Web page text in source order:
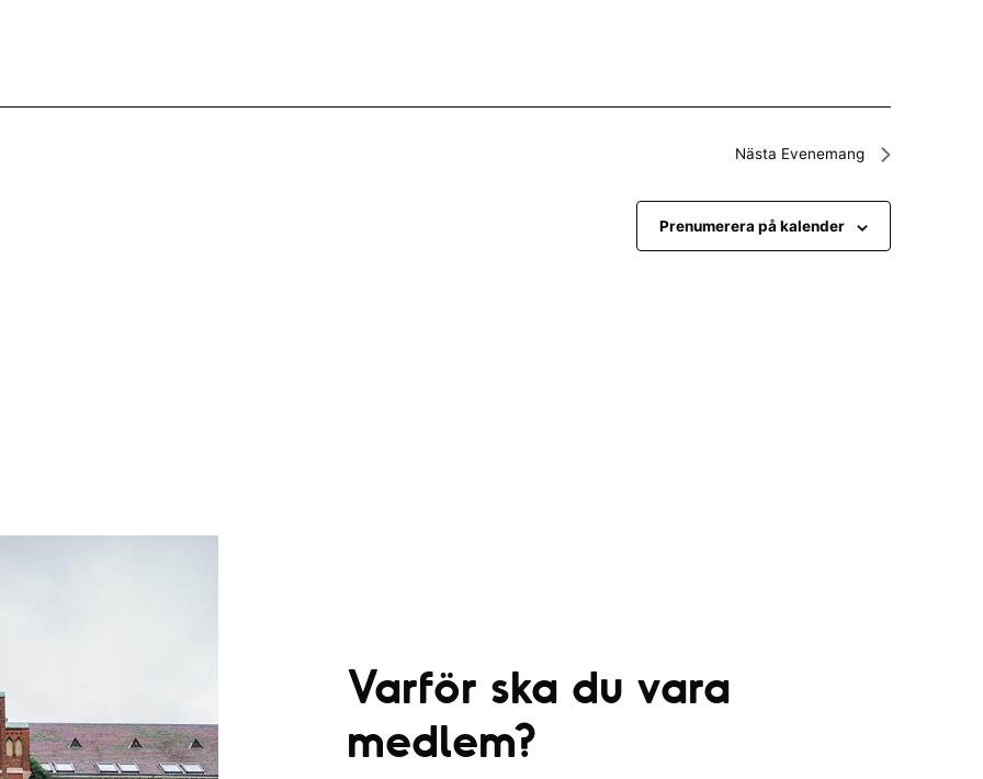
Nästa Evenemang
Prenumerera på kalender
Varför ska du vara
medlem?